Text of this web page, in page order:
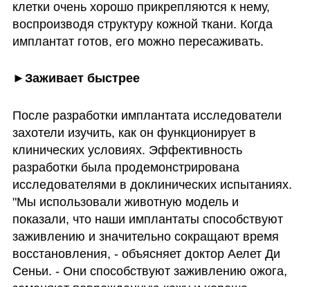
клетки очень хорошо прикрепляются к нему,
воспроизводя структуру кожной ткани. Когда
имплантат готов, его можно пересаживать.
►Заживает быстрее
После разработки имплантата исследователи
захотели изучить, как он функционирует в
клинических условиях. Эффективность
разработки была продемонстрирована
исследователями в доклинических испытаниях.
"Мы использовали животную модель и
показали, что наши имплантаты способствуют
заживлению и значительно сокращают время
восстановления, - объясняет доктор Аелет Ди
Сеньи. - Они способствуют заживлению ожога,